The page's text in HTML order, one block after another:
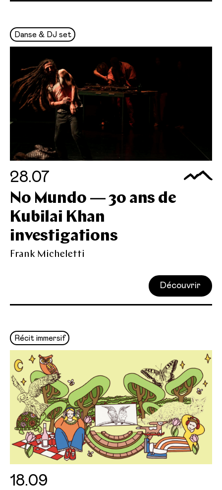
Danse & DJ set
28.07
No Mundo — 30 ans de
Kubilai Khan
investigations
Frank Micheletti
Découvrir
Récit immersif
18.09